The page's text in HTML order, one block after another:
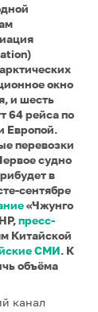
окно
и шесть
64 рейса по
Европой.
перевозки
судно
в
сентябре
«Чжунго
пресс-
Китайской
СМИ. К
объёма
канал